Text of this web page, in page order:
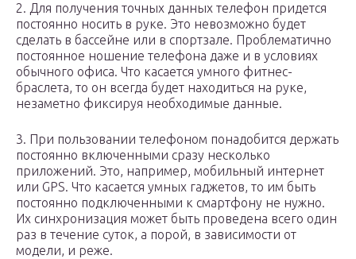
2. Для получения точных данных телефон придется
постоянно носить в руке. Это невозможно будет
сделать в бассейне или в спортзале. Проблематично
постоянное ношение телефона даже и в условиях
обычного офиса. Что касается умного фитнес-
браслета, то он всегда будет находиться на руке,
незаметно фиксируя необходимые данные.
3. При пользовании телефоном понадобится держать
постоянно включенными сразу несколько
приложений. Это, например, мобильный интернет
или GPS. Что касается умных гаджетов, то им быть
постоянно подключенными к смартфону не нужно.
Их синхронизация может быть проведена всего один
раз в течение суток, а порой, в зависимости от
модели, и реже.